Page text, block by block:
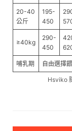
20-40
公斤
195-
450
≥40kg
290-
450
哺乳期 自由選擇
Hsviko